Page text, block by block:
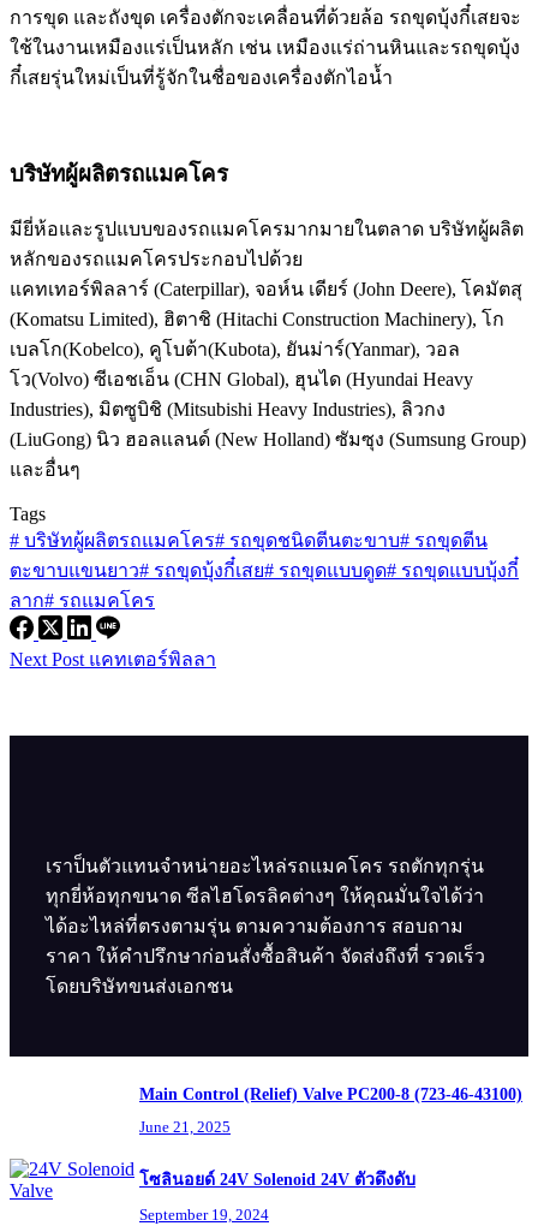
การขุด และถังขุด เครื่องตักจะเคลื่อนที่ด้วยล้อ รถขุดบุ้งกี๋เสยจะ
ใช้ในงานเหมืองแร่เป็นหลัก เช่น เหมืองแร่ถ่านหินและรถขุดบุ้ง
กี๋เสยรุ่นใหม่เป็นที่รู้จักในชื่อของเครื่องตักไอน้ำ
บริษัทผู้ผลิตรถแมคโคร
มียี่ห้อและรูปแบบของรถแมคโครมากมายในตลาด บริษัทผู้ผลิต
หลักของรถแมคโครประกอบไปด้วย
แคทเทอร์พิลลาร์ (Caterpillar), จอห์น เดียร์ (John Deere), โคมัตสุ
(Komatsu Limited), ฮิตาชิ (Hitachi Construction Machinery), โก
เบลโก(Kobelco), คูโบต้า(Kubota), ยันม่าร์(Yanmar), วอล
โว(Volvo) ซีเอชเอ็น (CHN Global), ฮุนได (Hyundai Heavy
Industries), มิตซูบิชิ (Mitsubishi Heavy Industries), ลิวกง
(LiuGong) นิว ฮอลแลนด์ (New Holland) ซัมซุง (Sumsung Group)
และอื่นๆ
Tags
# บริษัทผู้ผลิตรถแมคโคร# รถขุดชนิดตีนตะขาบ# รถขุดตีน
ตะขาบแขนยาว# รถขุดบุ้งกี๋เสย# รถขุดแบบดูด# รถขุดแบบบุ้งกี๋
ลาก# รถแมคโคร
Next Post แคทเตอร์พิลลา
เราป็นตัวแทนจำหน่ายอะไหล่รถแมคโคร รถตักทุกรุ่น
ทุกยี่ห้อทุกขนาด ซีลไฮโดรลิคต่างๆ ให้คุณมั่นใจได้ว่า
ได้อะไหล่ที่ตรงตามรุ่น ตามความต้องการ สอบถาม
ราคา ให้คำปรึกษาก่อนสั่งซื้อสินค้า จัดส่งถึงที่ รวดเร็ว
โดยบริษัทขนส่งเอกชน
Main Control (Relief) Valve PC200-8 (723-46-43100)
June 21, 2025
โซลินอยด์ 24V Solenoid 24V ตัวดึงดับ
September 19, 2024